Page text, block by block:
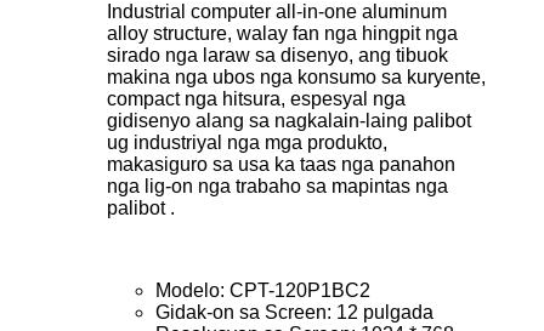
Industrial computer all-in-one aluminum
alloy structure, walay fan nga hingpit nga
sirado nga laraw sa disenyo, ang tibuok
makina nga ubos nga konsumo sa kuryente,
compact nga hitsura, espesyal nga
gidisenyo alang sa nagkalain-laing palibot
ug industriyal nga mga produkto,
makasiguro sa usa ka taas nga panahon
nga lig-on nga trabaho sa mapintas nga
palibot .
Modelo: CPT-120P1BC2
Gidak-on sa Screen: 12 pulgada